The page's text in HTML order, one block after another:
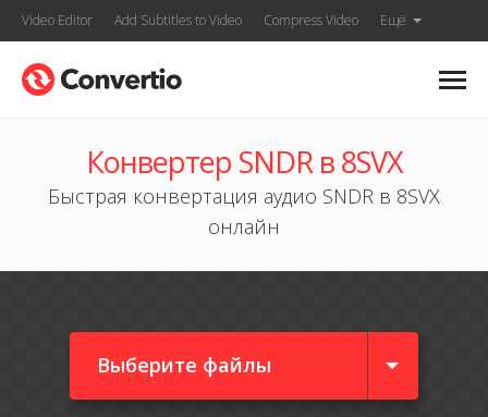
Video Editor Add Subtitles to Video Compress Video Ещё
Конвертер SNDR в 8SVX
Быстрая конвертация аудио SNDR в 8SVX
онлайн
Выберите файлы